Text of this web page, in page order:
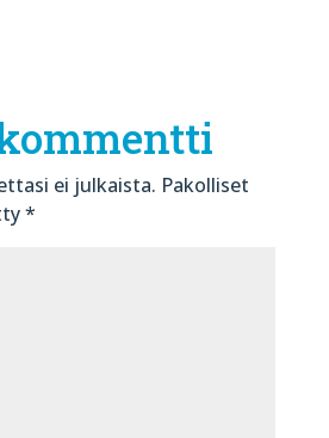
ei julkaista. Pakolliset
*